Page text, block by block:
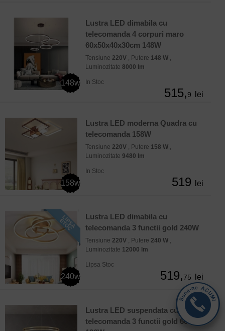
148w
Lustra LED dimabila cu
telecomanda 4 corpuri maro
60x50x40x30cm 148W
Tensiune 220V , Putere 148 W ,
Luminozitate 8000 lm
In Stoc
515,9 lei
158w
Lustra LED moderna Quadra cu
telecomanda 158W
Tensiune 220V , Putere 158 W ,
Luminozitate 9480 lm
In Stoc
519 lei
240w
Lustra LED dimabila cu
telecomanda 3 functii gold 240W
Tensiune 220V , Putere 240 W ,
Luminozitate 12000 lm
Lipsa Stoc
519,75 lei
Lustra LED suspendata cu
telecomanda 3 functii gold 60cm